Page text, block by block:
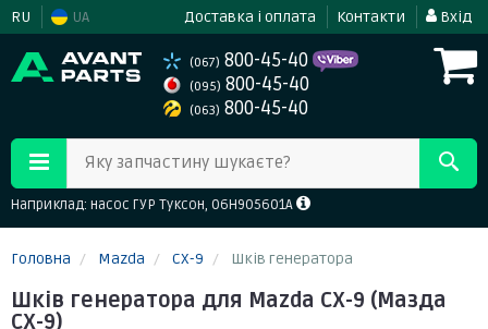
RU UA Доставка і оплата Контакти Вхід
(067) 800-45-40
(095) 800-45-40
(063) 800-45-40
Яку запчастину шукаєте?
Наприклад: насос ГУР Туксон, 06H905601A
Головна Mazda CX-9 Шків генератора
Шків генератора для Mazda CX-9 (Мазда
СХ-9)